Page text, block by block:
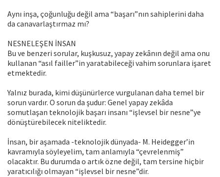
Aynı inşa, çoğunluğu değil ama “başarı”nın sahiplerini daha
da canavarlaştırmaz mı?
NESNELEŞEN İNSAN
Bu ve benzeri sorular, kuşkusuz, yapay zekânın değil ama onu
kullanan “asıl failler”in yaratabileceği vahim sorunlara işaret
etmektedir.
Yalnız burada, kimi düşünürlerce vurgulanan daha temel bir
sorun vardır. O sorun da şudur: Genel yapay zekâda
somutlaşan teknolojik başarı insanı “işlevsel bir nesne”ye
dönüştürebilecek niteliktedir.
İnsan, bir aşamada -teknolojik dünyada- M. Heidegger’in
kavramıyla söyleyelim, tam anlamıyla “çevrelenmiş”
olacaktır. Bu durumda o artık özne değil, tam tersine hiçbir
yaratıcılığı olmayan “işlevsel bir nesne”dir.